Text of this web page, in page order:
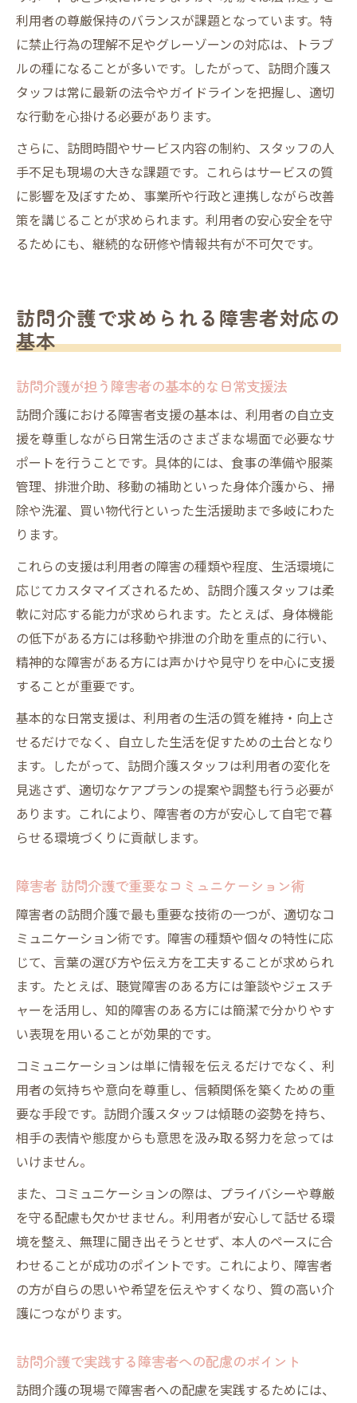
利用者の尊厳保持のバランスが課題となっています。特
に禁止行為の理解不足やグレーゾーンの対応は、トラブ
ルの種になることが多いです。したがって、訪問介護ス
タッフは常に最新の法令やガイドラインを把握し、適切
な行動を心掛ける必要があります。
さらに、訪問時間やサービス内容の制約、スタッフの人
手不足も現場の大きな課題です。これらはサービスの質
に影響を及ぼすため、事業所や行政と連携しながら改善
策を講じることが求められます。利用者の安心安全を守
るためにも、継続的な研修や情報共有が不可欠です。
訪問介護で求められる障害者対応の
基本
訪問介護が担う障害者の基本的な日常支援法
訪問介護における障害者支援の基本は、利用者の自立支
援を尊重しながら日常生活のさまざまな場面で必要なサ
ポートを行うことです。具体的には、食事の準備や服薬
管理、排泄介助、移動の補助といった身体介護から、掃
除や洗濯、買い物代行といった生活援助まで多岐にわた
ります。
これらの支援は利用者の障害の種類や程度、生活環境に
応じてカスタマイズされるため、訪問介護スタッフは柔
軟に対応する能力が求められます。たとえば、身体機能
の低下がある方には移動や排泄の介助を重点的に行い、
精神的な障害がある方には声かけや見守りを中心に支援
することが重要です。
基本的な日常支援は、利用者の生活の質を維持・向上さ
せるだけでなく、自立した生活を促すための土台となり
ます。したがって、訪問介護スタッフは利用者の変化を
見逃さず、適切なケアプランの提案や調整も行う必要が
あります。これにより、障害者の方が安心して自宅で暮
らせる環境づくりに貢献します。
障害者 訪問介護で重要なコミュニケーション術
障害者の訪問介護で最も重要な技術の一つが、適切なコ
ミュニケーション術です。障害の種類や個々の特性に応
じて、言葉の選び方や伝え方を工夫することが求められ
ます。たとえば、聴覚障害のある方には筆談やジェスチ
ャーを活用し、知的障害のある方には簡潔で分かりやす
い表現を用いることが効果的です。
コミュニケーションは単に情報を伝えるだけでなく、利
用者の気持ちや意向を尊重し、信頼関係を築くための重
要な手段です。訪問介護スタッフは傾聴の姿勢を持ち、
相手の表情や態度からも意思を汲み取る努力を怠っては
いけません。
また、コミュニケーションの際は、プライバシーや尊厳
を守る配慮も欠かせません。利用者が安心して話せる環
境を整え、無理に聞き出そうとせず、本人のペースに合
わせることが成功のポイントです。これにより、障害者
の方が自らの思いや希望を伝えやすくなり、質の高い介
護につながります。
訪問介護で実践する障害者への配慮のポイント
訪問介護の現場で障害者への配慮を実践するためには、